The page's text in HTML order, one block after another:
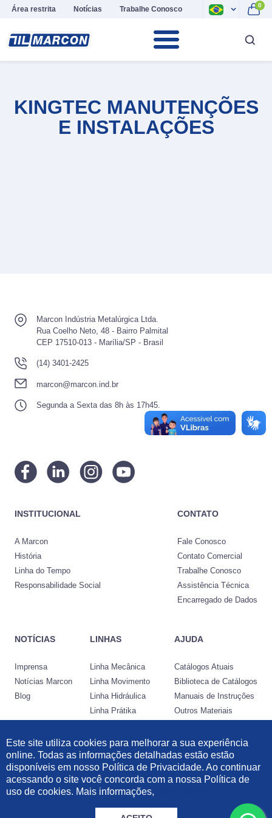
Área restrita Notícias Trabalhe Conosco 0
KINGTEC MANUTENÇÕES
E INSTALAÇÕES
Marcon Indústria Metalúrgica Ltda.
Rua Coelho Neto, 48 - Bairro Palmital
CEP 17510-013 - Marília/SP - Brasil
(14) 3401-2425
marcon@marcon.ind.br
Segunda a Sexta das 8h às 17h45.
INSTITUCIONAL
A Marcon
História
Linha do Tempo
Responsabilidade Social
CONTATO
Fale Conosco
Contato Comercial
Trabalhe Conosco
Assistência Técnica
Encarregado de Dados
NOTÍCIAS
Imprensa
Notícias Marcon
Blog
LINHAS
Linha Mecânica
Linha Movimento
Linha Hidráulica
Linha Prátika
AJUDA
Catálogos Atuais
Biblioteca de Catálogos
Manuais de Instruções
Outros Materiais
Desenvolvido por:
Informações Legais Política de Privacidade
© 2021 Marcon Indústria Metalúrgica Ltda | 57.211.997/0001-46. Todos os
Este site utiliza cookies para melhorar a sua experiência
online. Todas as informações detalhadas estão estão
disponíveis em nosso Política de Privacidade. Ao continuar
acessando o site você concorda com a nossa Política de
uso de cookies. Mais informações,